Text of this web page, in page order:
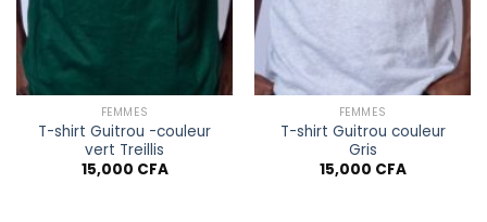
FEMMES
T-shirt Guitrou -couleur
vert Treillis
15,000 CFA
FEMMES
T-shirt Guitrou couleur
Gris
15,000 CFA